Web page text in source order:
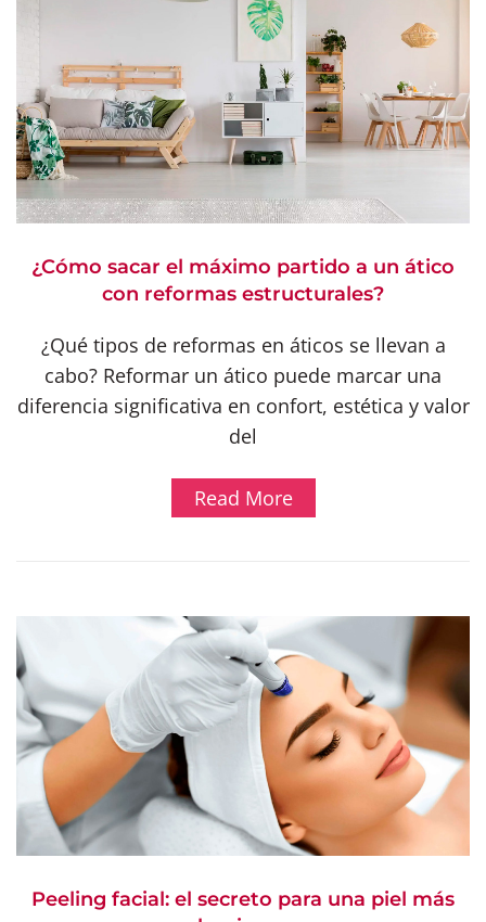
¿Cómo sacar el máximo partido a un ático
con reformas estructurales?
¿Qué tipos de reformas en áticos se llevan a
cabo? Reformar un ático puede marcar una
diferencia significativa en confort, estética y valor
del
Read More
Peeling facial: el secreto para una piel más